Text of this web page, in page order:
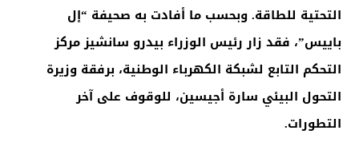
التحتية للطاقة. وبحسب ما أفادت به صحيفة “إل
باييس”، فقد زار رئيس الوزراء بيدرو سانشيز مركز
التحكم التابع لشبكة الكهرباء الوطنية، برفقة وزيرة
التحول البيئي سارة أجيسين، للوقوف على آخر
التطورات.